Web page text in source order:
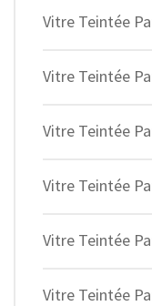
Vitre Teintée
Vitre Teintée
Vitre Teintée
Vitre Teintée
Vitre Teintée
Vitre Teintée